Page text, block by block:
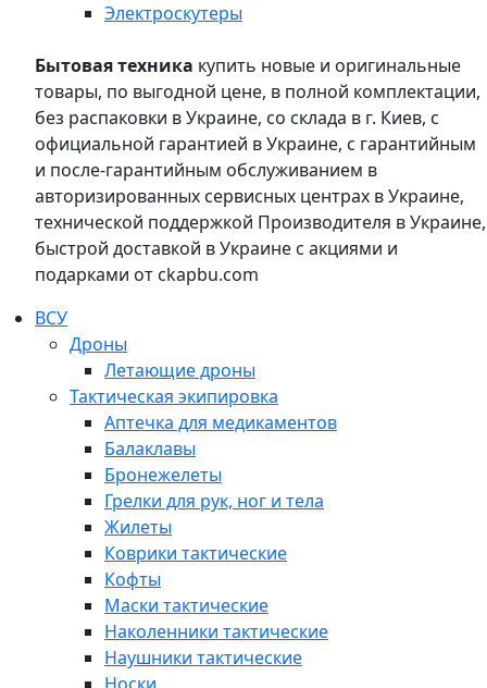
Электроскутеры
Бытовая техника купить новые и оригинальные
товары, по выгодной цене, в полной комплектации,
без распаковки в Украине, со склада в г. Киев, с
официальной гарантией в Украине, с гарантийным
и после-гарантийным обслуживанием в
авторизированных сервисных центрах в Украине,
технической поддержкой Производителя в Украине,
быстрой доставкой в Украине с акциями и
подарками от ckapbu.com
ВСУ
Дроны
Летающие дроны
Тактическая экипировка
Аптечка для медикаментов
Балаклавы
Бронежелеты
Грелки для рук, ног и тела
Жилеты
Коврики тактические
Кофты
Маски тактические
Наколенники тактические
Наушники тактические